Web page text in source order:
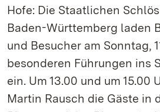
Hofe: Die Staatlichen
Baden-Württemberg laden
und Besucher am Sonntag,
besonderen Führungen ins
ein. Um 13.00 und um 15.00
Martin Rausch die Gäste in